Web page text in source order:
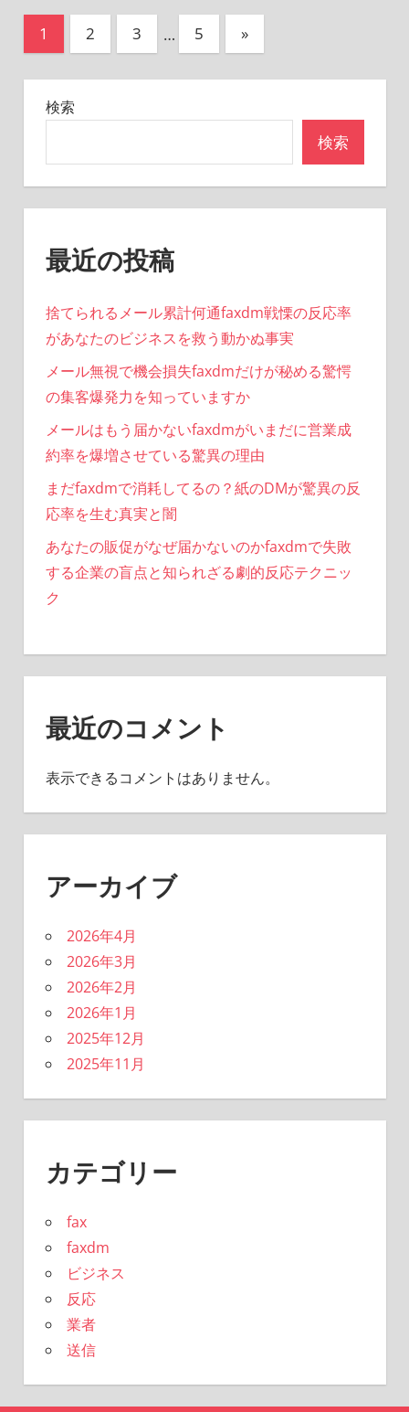
投
の
ー
ジ
り
1 2 3 … 5
次
の
記
»
検索
検索
最近の投稿
捨てられるメール累計何通faxdm戦慄の反応率
があなたのビジネスを救う動かぬ事実
メール無視で機会損失faxdmだけが秘める驚愕
の集客爆発力を知っていますか
メールはもう届かないfaxdmがいまだに営業成
約率を爆増させている驚異の理由
まだfaxdmで消耗してるの？紙のDMが驚異の反
応率を生む真実と闇
あなたの販促がなぜ届かないのかfaxdmで失敗
する企業の盲点と知られざる劇的反応テクニッ
ク
最近のコメント
表示できるコメントはありません。
アーカイブ
2026年4月
2026年3月
2026年2月
2026年1月
2025年12月
2025年11月
カテゴリー
fax
faxdm
ビジネス
反応
業者
送信